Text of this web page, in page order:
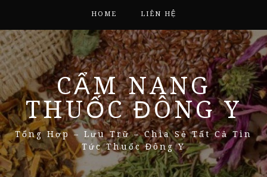
HOME LIÊN HỆ
CẨM NANG
THUỐC ĐÔNG Y
Tổng Hợp – Lưu Trữ – Chia Sẻ Tất Cả Tin
Tức Thuốc Đông Y